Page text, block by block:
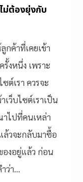
ต้องยุ่งกับ
กค้าที่เคยเข้า
งหนึ่ง เพราะ
ต์เรา ควรจะ
เว็บไซต์เราเป็น
ไปที่คนเหล่า
ล้วจะกลับมาซื้อ
องอยู่แล้ว ก่อน
ว่า…